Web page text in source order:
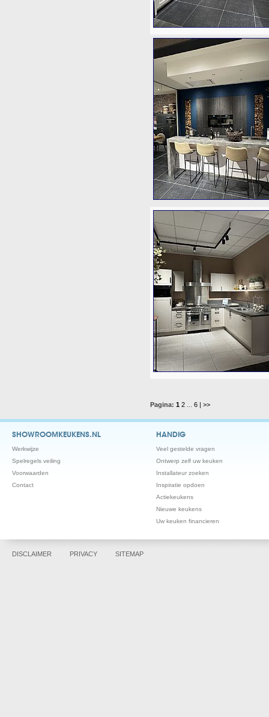
Pagina: 1 2 6 | >>
SHOWROOMKEUKENS.NL
Werkwijze
Spelregels veiling
Voorwaarden
Contact
HANDIG
Veel gestelde vragen
Ontwerp zelf uw keuken
Installateur zoeken
Inspiratie opdoen
Actiekeukens
Nieuwe keukens
Uw keuken financieren
DISCLAIMER PRIVACY SITEMAP